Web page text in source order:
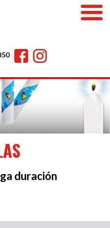
FacebookInstagram
duración